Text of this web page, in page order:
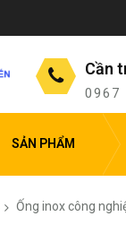
Cần
0967
SẢN PHẨM
Ống inox công